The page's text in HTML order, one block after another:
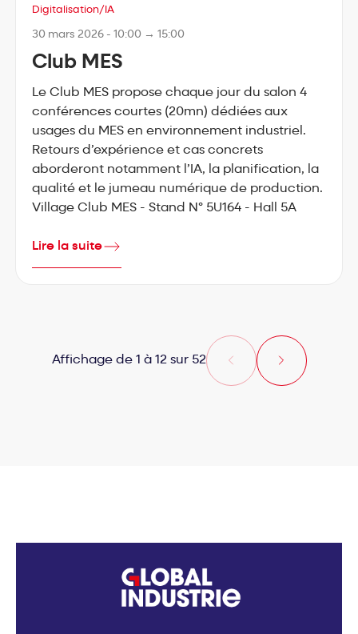
Digitalisation/IA
30 mars 2026 - 10:00 → 15:00
Club MES
Le Club MES propose chaque jour du salon 4
conférences courtes (20mn) dédiées aux
usages du MES en environnement industriel.
Retours d’expérience et cas concrets
aborderont notamment l’IA, la planification, la
qualité et le jumeau numérique de production.
Village Club MES - Stand N° 5U164 - Hall 5A
Lire la suite
Affichage de 1 à 12 sur 52